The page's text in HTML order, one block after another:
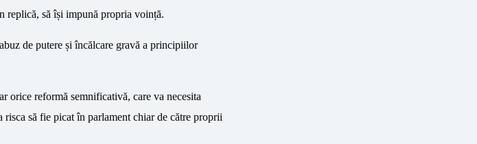
replică, să își impună propria voință.
de putere și încălcare gravă a principiilor
orice reformă semnificativă, care va necesita
să fie picat în parlament chiar de către proprii